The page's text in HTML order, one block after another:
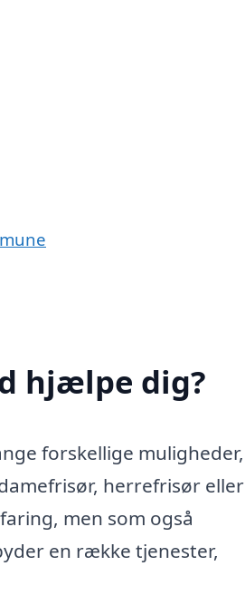
hjælpe dig?
forskellige muligheder,
herrefrisør eller
men som også
en række tjenester,